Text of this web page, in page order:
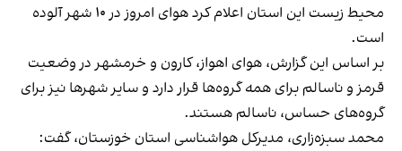
محیط‌ زیست این استان اعلام کرد هوای امروز در ۱۰ شهر آلوده
است.
بر اساس این گزارش، هوای اهواز، کارون و خرمشهر در وضعیت
قرمز و ناسالم برای همه گروه‌ها قرار دارد و سایر شهرها نیز برای
گروه‌های حساس، ناسالم هستند.
محمد سبزه‌زاری، مدیرکل هواشناسی استان خوزستان، گفت: